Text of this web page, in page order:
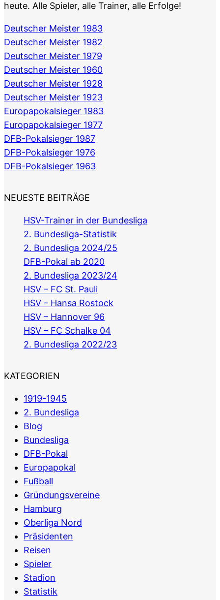
heute. Alle Spieler, alle Trainer, alle Erfolge!
Deutscher Meister 1983
Deutscher Meister 1982
Deutscher Meister 1979
Deutscher Meister 1960
Deutscher Meister 1928
Deutscher Meister 1923
Europapokalsieger 1983
Europapokalsieger 1977
DFB-Pokalsieger 1987
DFB-Pokalsieger 1976
DFB-Pokalsieger 1963
NEUESTE BEITRÄGE
HSV-Trainer in der Bundesliga
2. Bundesliga-Statistik
2. Bundesliga 2024/25
DFB-Pokal ab 2020
2. Bundesliga 2023/24
HSV – FC St. Pauli
HSV – Hansa Rostock
HSV – Hannover 96
HSV – FC Schalke 04
2. Bundesliga 2022/23
KATEGORIEN
1919-1945
2. Bundesliga
Blog
Bundesliga
DFB-Pokal
Europapokal
Fußball
Gründungsvereine
Hamburg
Oberliga Nord
Präsidenten
Reisen
Spieler
Stadion
Statistik